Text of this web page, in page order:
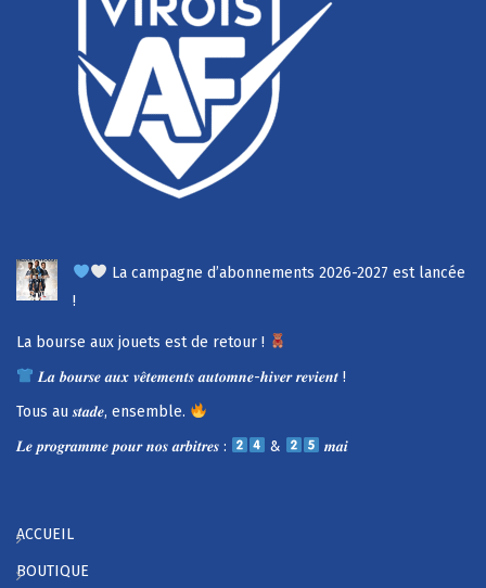
La campagne d’abonnements 2026-2027 est lancée
!
La bourse aux jouets est de retour !
𝑳𝒂 𝒃𝒐𝒖𝒓𝒔𝒆 𝒂𝒖𝒙 𝒗𝒆̂𝒕𝒆𝒎𝒆𝒏𝒕𝒔 𝒂𝒖𝒕𝒐𝒎𝒏𝒆-𝒉𝒊𝒗𝒆𝒓 𝒓𝒆𝒗𝒊𝒆𝒏𝒕 !
Tous au 𝒔𝒕𝒂𝒅𝒆, ensemble.
𝑳𝒆 𝒑𝒓𝒐𝒈𝒓𝒂𝒎𝒎𝒆 𝒑𝒐𝒖𝒓 𝒏𝒐𝒔 𝒂𝒓𝒃𝒊𝒕𝒓𝒆𝒔 :
& 𝒎𝒂𝒊
ACCUEIL
BOUTIQUE